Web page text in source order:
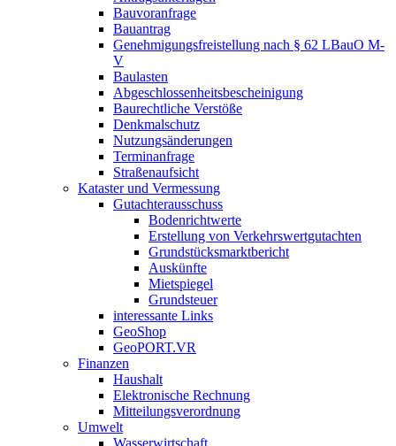
Bauvoranfrage
Bauantrag
Genehmigungsfreistellung nach § 62 LBauO M-
V
Baulasten
Abgeschlossenheits­bescheinigung
Baurechtliche Verstöße
Denkmalschutz
Nutzungsänderungen
Terminanfrage
Straßenaufsicht
Kataster und Vermessung
Gutachterausschuss
Bodenrichtwerte
Erstellung von Verkehrswertgutachten
Grundstücksmarktbericht
Auskünfte
Mietspiegel
Grundsteuer
interessante Links
GeoShop
GeoPORT.VR
Finanzen
Haushalt
Elektronische Rechnung
Mitteilungsverordnung
Umwelt
Wasserwirtschaft